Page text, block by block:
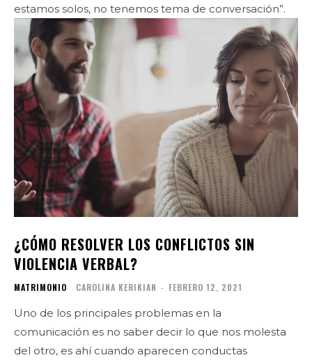
estamos solos, no tenemos tema de conversación”.
¿CÓMO RESOLVER LOS CONFLICTOS SIN
VIOLENCIA VERBAL?
MATRIMONIO CAROLINA KERIKIAN - FEBRERO 12, 2021
Uno de los principales problemas en la
comunicación es no saber decir lo que nos molesta
del otro, es ahí cuando aparecen conductas